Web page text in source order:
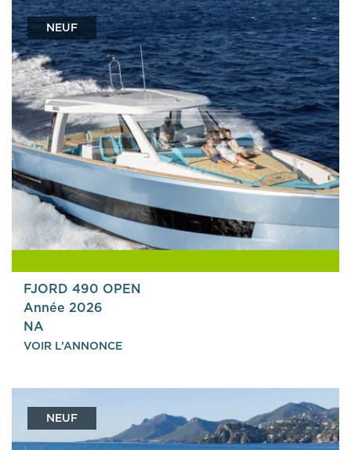
NEUF
FJORD 490 OPEN
Année 2026
NA
VOIR L’ANNONCE
NEUF